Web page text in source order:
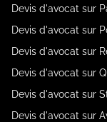
Devis d'avocat sur
Devis d'avocat sur
Devis d'avocat sur
Devis d'avocat sur
Devis d'avocat sur
Devis d'avocat sur